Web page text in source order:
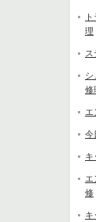
理
シ
修
エ
今
キ
修
キ